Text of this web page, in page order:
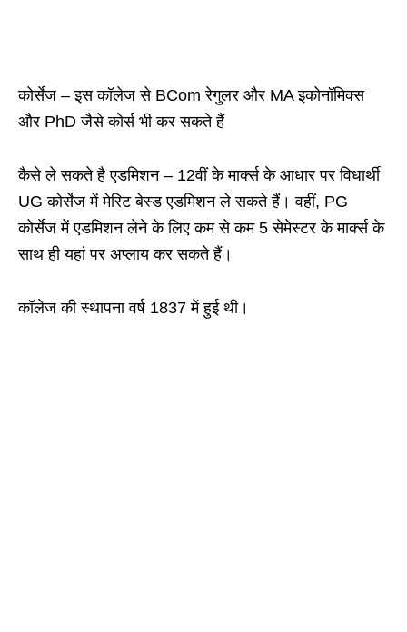
कोर्सेज – इस कॉलेज से BCom रेगुलर और MA इकोनॉमिक्स
और PhD जैसे कोर्स भी कर सकते हैं
कैसे ले सकते है एडमिशन – 12वीं के मार्क्स के आधार पर विधार्थी
UG कोर्सेज में मेरिट बेस्ड एडमिशन ले सकते हैं। वहीं, PG
कोर्सेज में एडमिशन लेने के लिए कम से कम 5 सेमेस्टर के मार्क्स के
साथ ही यहां पर अप्लाय कर सकते हैं।
कॉलेज की स्थापना वर्ष 1837 में हुई थी।